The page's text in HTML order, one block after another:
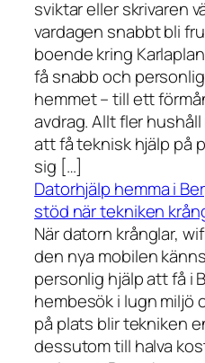
sviktar eller skrivaren
vardagen snabbt bli
boende kring
få snabb och
hemmet – till ett
avdrag. Allt fler
att få teknisk hjälp på
sig […]
Datorhjälp hemma i
stöd när tekniken
När datorn krånglar,
den nya mobilen
personlig hjälp att få i
hembesök i lugn
på plats blir tekniken
dessutom till halva